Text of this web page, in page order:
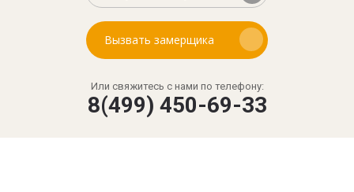
Вызвать замерщика
Или свяжитесь с нами по телефону:
8(499) 450-69-33